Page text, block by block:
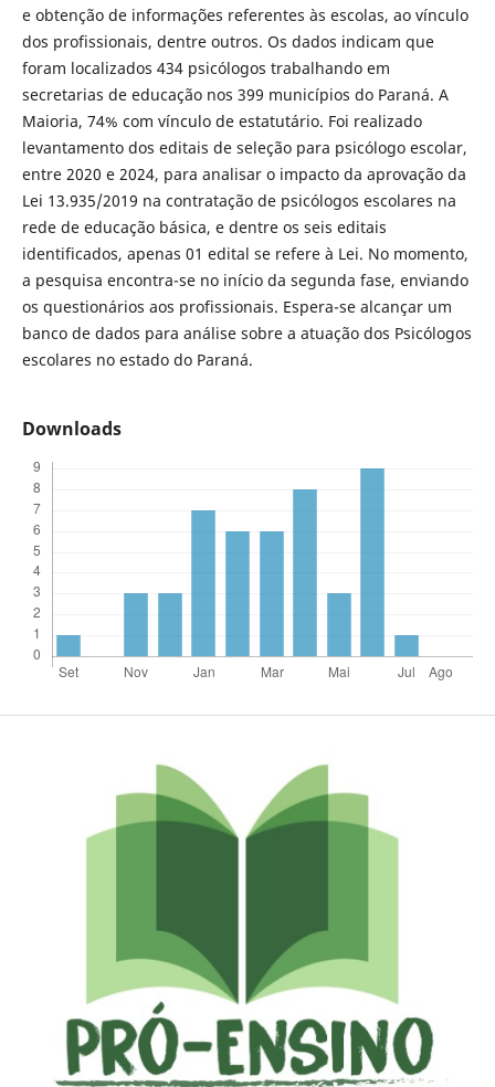
e obtenção de informações referentes às escolas, ao vínculo
dos profissionais, dentre outros. Os dados indicam que
foram localizados 434 psicólogos trabalhando em
secretarias de educação nos 399 municípios do Paraná. A
Maioria, 74% com vínculo de estatutário. Foi realizado
levantamento dos editais de seleção para psicólogo escolar,
entre 2020 e 2024, para analisar o impacto da aprovação da
Lei 13.935/2019 na contratação de psicólogos escolares na
rede de educação básica, e dentre os seis editais
identificados, apenas 01 edital se refere à Lei. No momento,
a pesquisa encontra-se no início da segunda fase, enviando
os questionários aos profissionais. Espera-se alcançar um
banco de dados para análise sobre a atuação dos Psicólogos
escolares no estado do Paraná.
Downloads